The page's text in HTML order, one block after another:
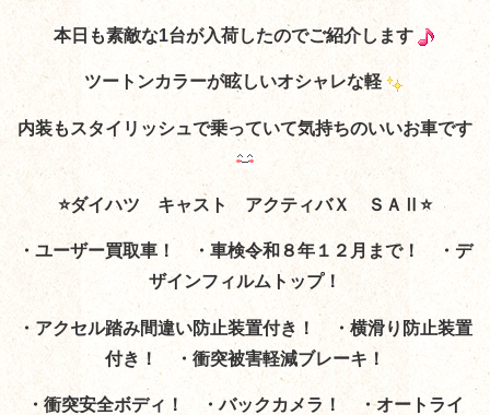
本日も素敵な1台が入荷したのでご紹介します
ツートンカラーが眩しいオシャレな軽
内装もスタイリッシュで乗っていて気持ちのいいお車です
⭐ダイハツ キャスト アクティバＸ ＳＡⅡ⭐
・ユーザー買取車！ ・車検令和８年１２月まで！ ・デ
ザインフィルムトップ！
・アクセル踏み間違い防止装置付き！ ・横滑り防止装置
付き！ ・衝突被害軽減ブレーキ！
・衝突安全ボディ！ ・バックカメラ！ ・オートライ